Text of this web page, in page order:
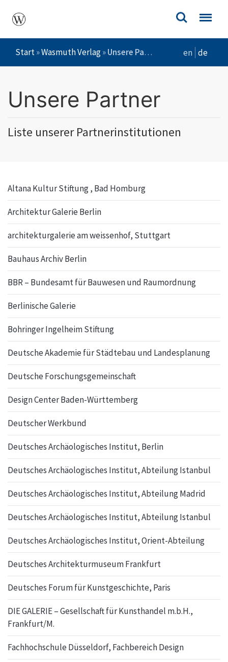
Start»Wasmuth Verlag»Unsere Partner en de
Unsere Partner
Liste unserer Partnerinstitutionen
Altana Kultur Stiftung , Bad Homburg
Architektur Galerie Berlin
architekturgalerie am weissenhof, Stuttgart
Bauhaus Archiv Berlin
BBR – Bundesamt für Bauwesen und Raumordnung
Berlinische Galerie
Bohringer Ingelheim Stiftung
Deutsche Akademie für Städtebau und Landesplanung
Deutsche Forschungsgemeinschaft
Design Center Baden-Württemberg
Deutscher Werkbund
Deutsches Archäologisches Institut, Berlin
Deutsches Archäologisches Institut, Abteilung Istanbul
Deutsches Archäologisches Institut, Abteilung Madrid
Deutsches Archäologisches Institut, Abteilung Istanbul
Deutsches Archäologisches Institut, Orient-Abteilung
Deutsches Architekturmuseum Frankfurt
Deutsches Forum für Kunstgeschichte, Paris
DIE GALERIE – Gesellschaft für Kunsthandel m.b.H.,
Frankfurt/M.
Fachhochschule Düsseldorf, Fachbereich Design